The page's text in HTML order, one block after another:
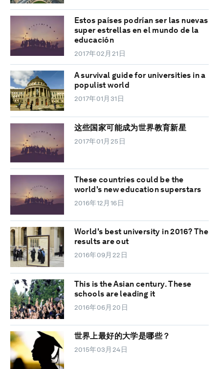
Estos países podrían ser las nuevas
super estrellas en el mundo de la
educación
2017年02月21日
A survival guide for universities in a
populist world
2017年01月31日
这些国家可能成为世界教育新星
2017年01月25日
These countries could be the
world's new education superstars
2016年12月16日
World's best university in 2016? The
results are out
2016年09月22日
This is the Asian century. These
schools are leading it
2016年06月20日
世界上最好的大学是哪些？
2015年03月24日